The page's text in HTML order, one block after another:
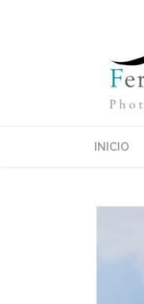
INICIO